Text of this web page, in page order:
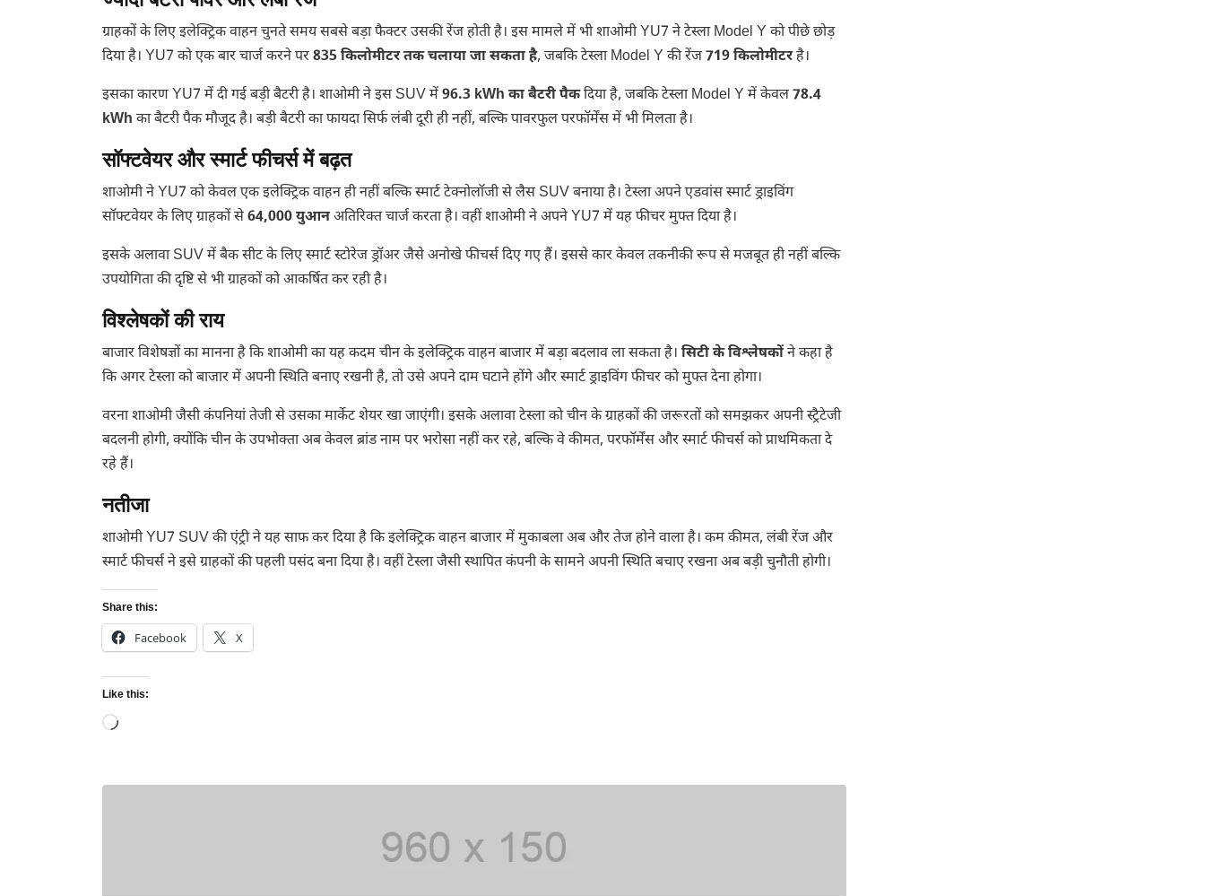
ग्राहकों के लिए इलेक्ट्रिक वाहन चुनते समय सबसे बड़ा फैक्टर उसकी रेंज होती है। इस मामले में भी शाओमी YU7 ने टेस्ला Model Y को पीछे छोड़
दिया है। YU7 को एक बार चार्ज करने पर835 किलोमीटर तक चलाया जा सकता है, जबकि टेस्ला Model Y की रेंज719 किलोमीटरहै।
इसका कारण YU7 में दी गई बड़ी बैटरी है। शाओमी ने इस SUV में96.3 kWh का बैटरी पैकदिया है, जबकि टेस्ला Model Y में केवल78.4
kWh का बैटरी पैक मौजूद है। बड़ी बैटरी का फायदा सिर्फ लंबी दूरी ही नहीं, बल्कि पावरफुल परफॉर्मेंस में भी मिलता है।
सॉफ्टवेयर और स्मार्ट फीचर्स में बढ़त
शाओमी ने YU7 को केवल एक इलेक्ट्रिक वाहन ही नहीं बल्कि स्मार्ट टेक्नोलॉजी से लैस SUV बनाया है। टेस्ला अपने एडवांस स्मार्ट ड्राइविंग
सॉफ्टवेयर के लिए ग्राहकों से64,000 युआनअतिरिक्त चार्ज करता है। वहीं शाओमी ने अपने YU7 में यह फीचर मुफ्त दिया है।
इसके अलावा SUV में बैक सीट के लिए स्मार्ट स्टोरेज ड्रॉअर जैसे अनोखे फीचर्स दिए गए हैं। इससे कार केवल तकनीकी रूप से मजबूत ही नहीं बल्कि
उपयोगिता की दृष्टि से भी ग्राहकों को आकर्षित कर रही है।
विश्लेषकों की राय
बाजार विशेषज्ञों का मानना है कि शाओमी का यह कदम चीन के इलेक्ट्रिक वाहन बाजार में बड़ा बदलाव ला सकता है। सिटी के विश्लेषकोंने कहा है
कि अगर टेस्ला को बाजार में अपनी स्थिति बनाए रखनी है, तो उसे अपने दाम घटाने होंगे और स्मार्ट ड्राइविंग फीचर को मुफ्त देना होगा।
वरना शाओमी जैसी कंपनियां तेजी से उसका मार्केट शेयर खा जाएंगी। इसके अलावा टेस्ला को चीन के ग्राहकों की जरूरतों को समझकर अपनी स्ट्रैटेजी
बदलनी होगी, क्योंकि चीन के उपभोक्ता अब केवल ब्रांड नाम पर भरोसा नहीं कर रहे, बल्कि वे कीमत, परफॉर्मेंस और स्मार्ट फीचर्स को प्राथमिकता दे
रहे हैं।
नतीजा
शाओमी YU7 SUV की एंट्री ने यह साफ कर दिया है कि इलेक्ट्रिक वाहन बाजार में मुकाबला अब और तेज होने वाला है। कम कीमत, लंबी रेंज और
स्मार्ट फीचर्स ने इसे ग्राहकों की पहली पसंद बना दिया है। वहीं टेस्ला जैसी स्थापित कंपनी के सामने अपनी स्थिति बचाए रखना अब बड़ी चुनौती होगी।
Share this:
Facebook X
Like this:
Loading…